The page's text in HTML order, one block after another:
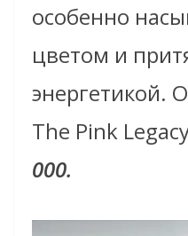
особенно
цветом и
энергетикой.
The Pink
000.